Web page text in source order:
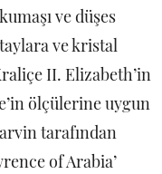
ve düşes
ve kristal
II. Elizabeth’in
ölçülerine uygun
tarafından
of Arabia’